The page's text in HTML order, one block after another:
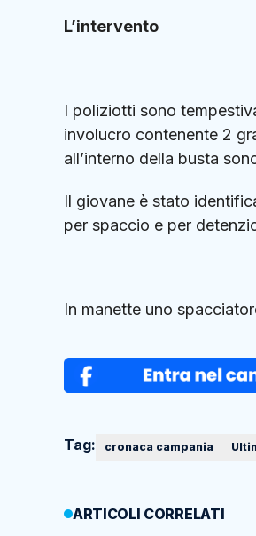
L’intervento
I poliziotti sono
involucro contenente 2
all’interno della busta
Il giovane è stato
per spaccio e per
In manette uno
Tag: cronaca campania
ARTICOLI CORRELATI